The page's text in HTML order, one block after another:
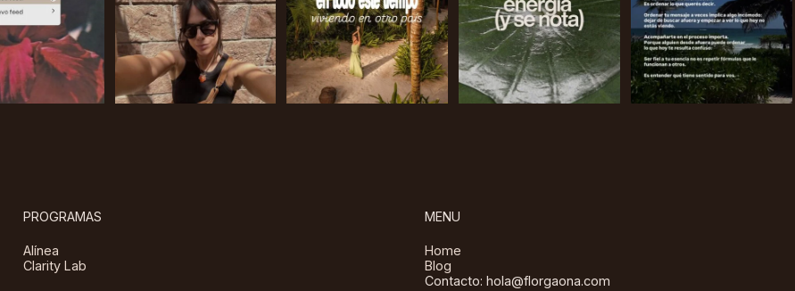
PROGRAMAS
Alínea
Clarity Lab
MENU
Home
Blog
Contacto: hola@florgaona.com